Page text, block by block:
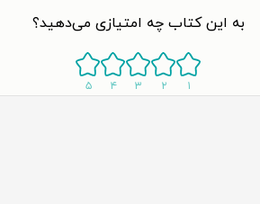
به این کتاب چه امتیازی می‌دهید؟
۱ ۲ ۳ ۴ ۵